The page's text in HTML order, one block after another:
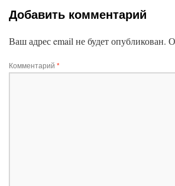
Добавить комментарий
Ваш адрес email не будет опубликован.
Комментарий *